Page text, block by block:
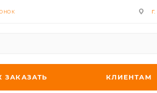
ЗАКАЗАТЬ КЛИЕНТАМ